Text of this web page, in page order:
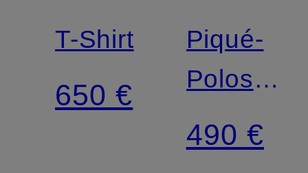
T-Shirt
650 €
Piqué-
Poloshirt
Regular
Fit
490 €